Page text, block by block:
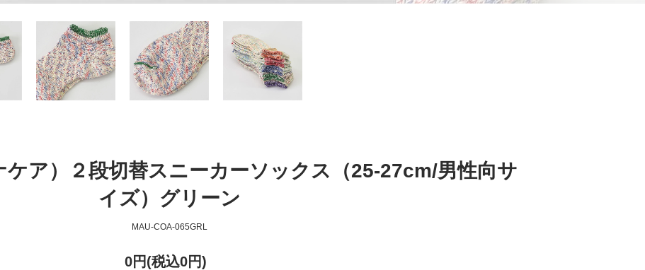
ア）２段切替スニーカーソックス（25-27cm/男性向サ
イズ）グリーン
MAU-COA-065GRL
0円(税込0円)